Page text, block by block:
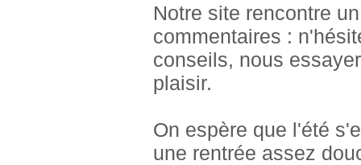
Notre site rencontre
commentaires :
conseils, nous
plaisir.
On espère que l'été
une rentrée assez